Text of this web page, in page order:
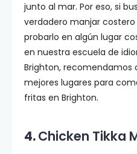
junto al mar. Por eso, si
verdadero manjar
probarlo en algún lugar
en nuestra escuela de
Brighton, recomendamos
mejores lugares para
fritas en Brighton.
4.Chicken Tikka